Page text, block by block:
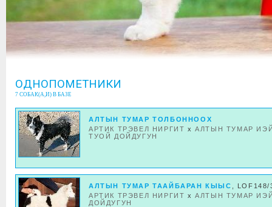
ОДНОПОМЕТНИКИ
7 СОБАК(А,И) В БАЗЕ
АЛТЫН ТУМАР ТОЛБОННООХ
АРТИК ТРЭВЕЛ НИРГИТ xАЛТЫН ТУМАР
ТУОЙ ДОЙДУГУН
АЛТЫН ТУМАР ТААЙБАРАН КЫЫС
, LOF148/
АРТИК ТРЭВЕЛ НИРГИТ xАЛТЫН ТУМАР
ДОЙДУГУН